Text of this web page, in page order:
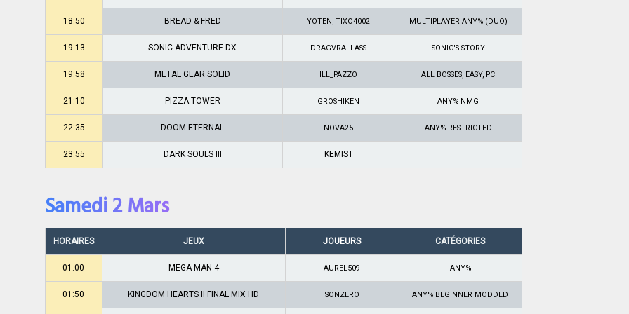
18:50 BREAD & FRED YOTEN, TIXO4002 MULTIPLAYER ANY% (DUO)
19:13 SONIC ADVENTURE DX DRAGVRALLASS SONIC'S STORY
19:58 METAL GEAR SOLID ILL_PAZZO ALL BOSSES, EASY, PC
21:10 PIZZA TOWER GROSHIKEN ANY% NMG
22:35 DOOM ETERNAL NOVA25 ANY% RESTRICTED
23:55 DARK SOULS III KEMIST
Samedi 2 Mars
HORAIRES JEUX JOUEURS CATÉGORIES
01:00 MEGA MAN 4 AUREL509 ANY%
01:50 KINGDOM HEARTS II FINAL MIX HD SONZERO ANY% BEGINNER MODDED